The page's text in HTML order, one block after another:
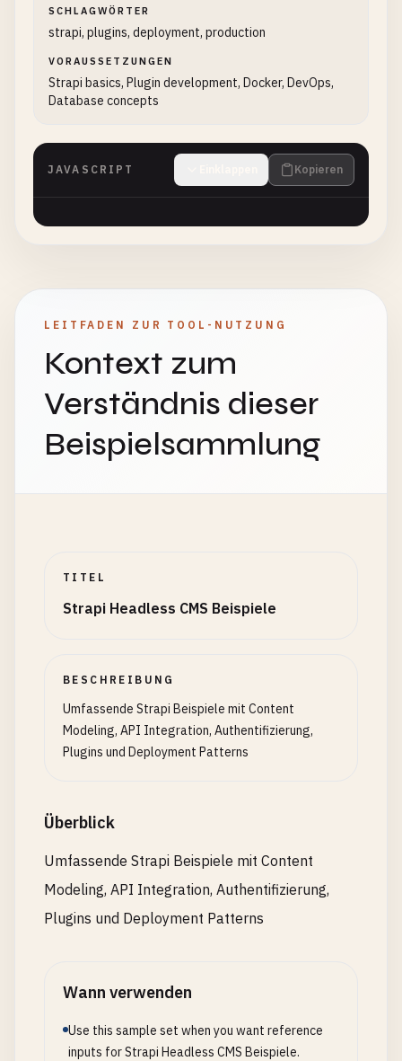
SCHLAGWÖRTER
strapi, plugins, deployment, production
VORAUSSETZUNGEN
Strapi basics, Plugin development, Docker, DevOps,
Database concepts
JAVASCRIPT Kopieren
LEITFADEN ZUR TOOL-NUTZUNG
Kontext zum
Verständnis dieser
Beispielsammlung
TITEL
Strapi Headless CMS Beispiele
BESCHREIBUNG
Umfassende Strapi Beispiele mit Content
Modeling, API Integration, Authentifizierung,
Plugins und Deployment Patterns
Überblick
Umfassende Strapi Beispiele mit Content
Modeling, API Integration, Authentifizierung,
Plugins und Deployment Patterns
Wann verwenden
Use this sample set when you want reference
inputs for Strapi Headless CMS Beispiele.